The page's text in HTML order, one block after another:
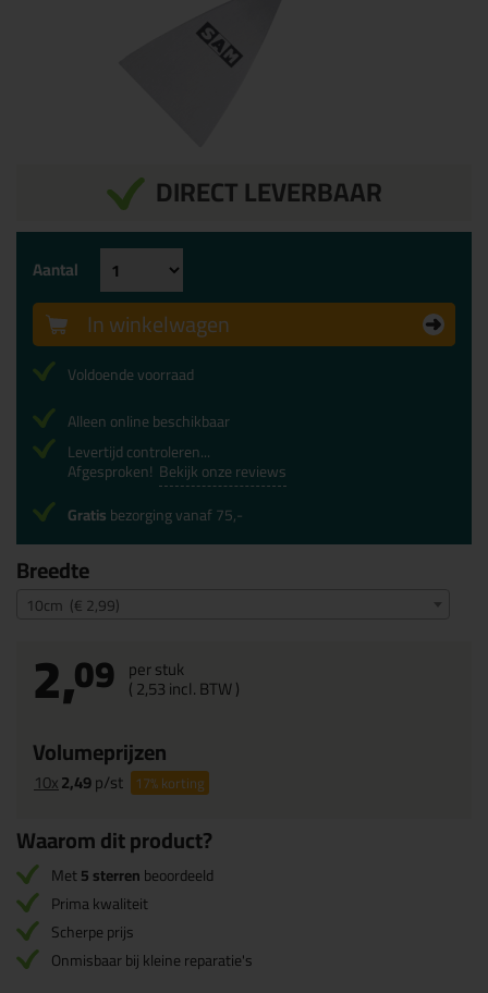
DIRECT LEVERBAAR
Breedte
10cm (€ 2,99)
2,09 per stuk
(2,53incl. BTW )
Volumeprijzen
10x2,49p/st 17%korting
Aantal
In winkelwagen
Voldoende voorraad
Alleen online beschikbaar
Levertijd controleren...
Afgesproken! Bekijk onze reviews
Gratisbezorging vanaf 75,-
Waarom dit product?
Met5 sterrenbeoordeeld
Prima kwaliteit
Scherpe prijs
Onmisbaar bij kleine reparatie's